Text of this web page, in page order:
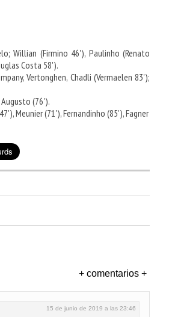
Willian (Firmino 46'), Paulinho (Renato
Costa 58').
Vertonghen, Chadli (Vermaelen 83');
Augusto (76').
Meunier (71'), Fernandinho (85'), Fagner
+ comentarios +
15 de junio de 2019 a las 23:46